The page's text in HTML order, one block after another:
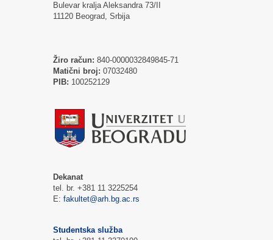
Bulevar kralja Aleksandra 73/II
11120 Beograd, Srbija
Žiro račun: 840-0000032849845-71
Matični broj: 07032480
PIB: 100252129
Dekanat
tel. br. +381 11 3225254
E: fakultet@arh.bg.ac.rs
Studentska služba